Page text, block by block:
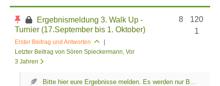
Ergebnismeldung 3. Walk Up -
Turnier (17.September bis 1. Oktober)
Erster Beitrag und Antworten
|
Letzter Beitrag von Sören Spieckermann , Vor
3 Jahren
120
1
8
Bitte hier eure Ergebnisse melden. Es werden nur B...